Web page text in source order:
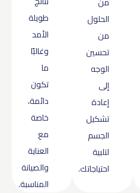
الحلول
من
تحسين
الوجه
إلى
إعادة
تشكيل
الجسم
لتلبية
احتياجاتك.
طويلة
الأمد
وغالبًا
ما
تكون
دائمة،
خاصة
مع
العناية
والصيانة
المناسبة.